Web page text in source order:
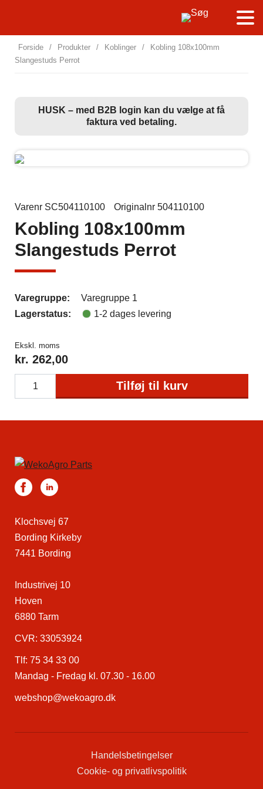
Forside / Produkter / Koblinger /
Kobling 108x100mm
Slangestuds Perrot
HUSK – med B2B login kan du vælge at få
faktura ved betaling.
Varenr SC504110100 Originalnr 504110100
Kobling 108x100mm
Slangestuds Perrot
Varegruppe:
Varegruppe 1
Lagerstatus:
1-2 dages levering
Ekskl. moms
kr. 262,00
Tilføj til kurv
Klochsvej 67
Bording Kirkeby
7441 Bording
Industrivej 10
Hoven
6880 Tarm
CVR: 33053924
Tlf: 75 34 33 00
Mandag - Fredag kl. 07.30 - 16.00
webshop@wekoagro.dk
Handelsbetingelser
Cookie- og privatlivspolitik